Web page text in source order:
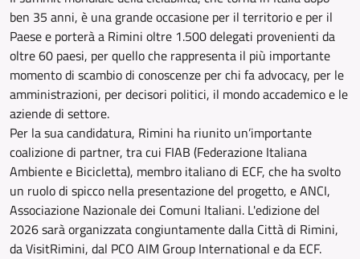
ben 35 anni, è una grande occasione per il territorio e per il
Paese e porterà a Rimini oltre 1.500 delegati provenienti da
oltre 60 paesi, per quello che rappresenta il più importante
momento di scambio di conoscenze per chi fa advocacy, per le
amministrazioni, per decisori politici, il mondo accademico e le
aziende di settore.
Per la sua candidatura, Rimini ha riunito un’importante
coalizione di partner, tra cui FIAB (Federazione Italiana
Ambiente e Bicicletta), membro italiano di ECF, che ha svolto
un ruolo di spicco nella presentazione del progetto, e ANCI,
Associazione Nazionale dei Comuni Italiani. L'edizione del
2026 sarà organizzata congiuntamente dalla Città di Rimini,
da VisitRimini, dal PCO AIM Group International e da ECF.